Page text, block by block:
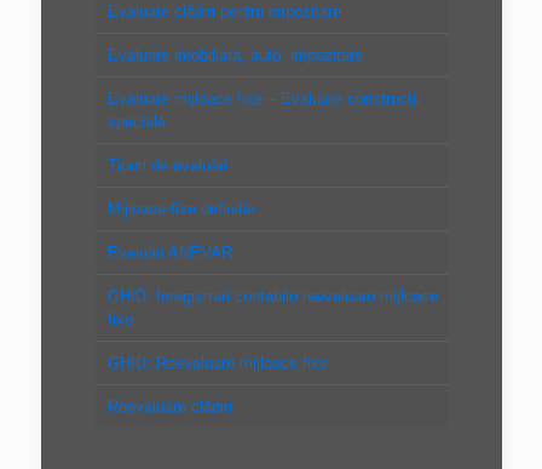
Evaluare clădiri pentru impozitare
Evaluare imobiliara, auto, impozitare
Evaluare mijloace fixe – Evaluare constructii
speciale
Tipuri de evaluări
Mijloace fixe definitie
Evaluări ANEVAR
GHID: Inregistrari contabile reevaluare mijloace
fixe
GHID: Reevaluare mijloace fixe
Reevaluare clădiri